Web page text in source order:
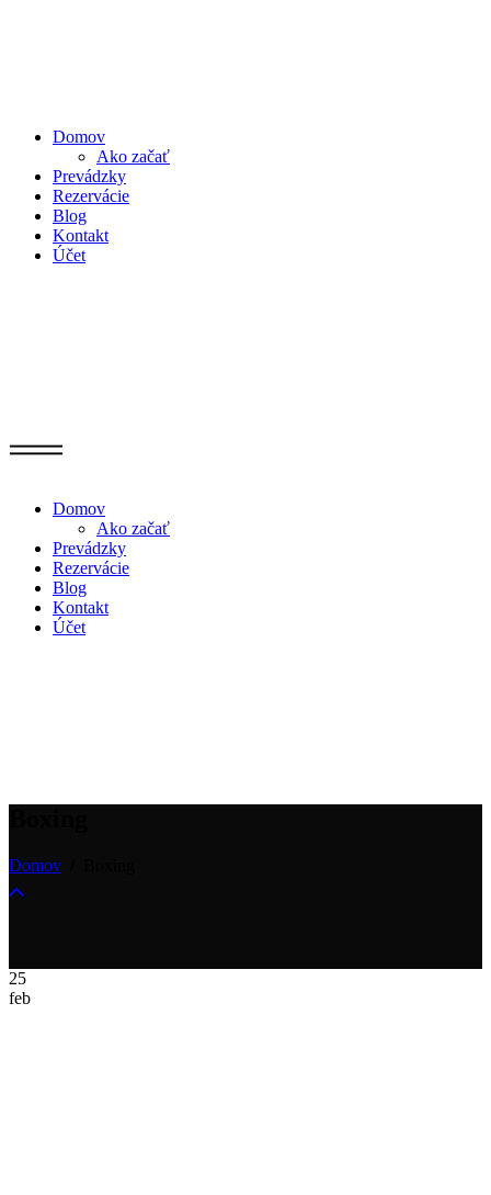
Domov
Ako začať
Prevádzky
Rezervácie
Blog
Kontakt
Účet
Domov
Ako začať
Prevádzky
Rezervácie
Blog
Kontakt
Účet
Domov
25
feb